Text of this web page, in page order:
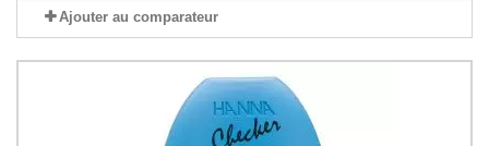
Ajouter au comparateur